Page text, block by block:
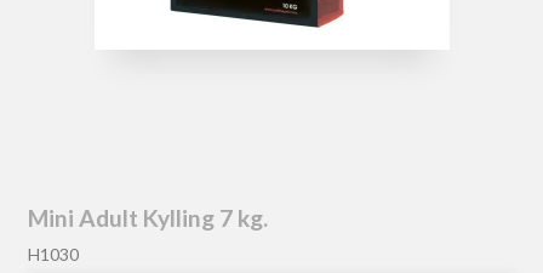
Mini Adult Kylling 7 kg.
H1030